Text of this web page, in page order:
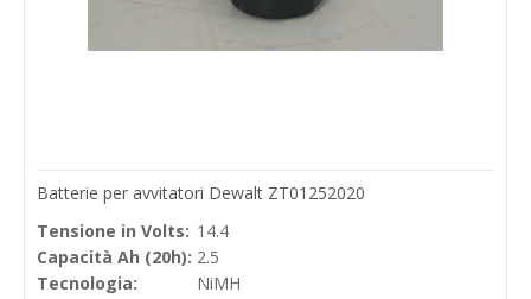
Batterie per avvitatori Dewalt ZT01252020
Tensione in Volts: 14.4
Capacità Ah (20h): 2.5
Tecnologia:
NiMH